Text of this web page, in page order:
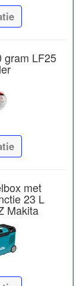
gram LF25
met
23 L
Makita